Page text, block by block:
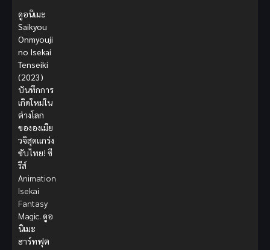
ดูอนิเมะ
Saikyou
Onmyouji
no Isekai
Tenseiki
(2023)
บันทึกการ
เกิดใหม่ใน
ต่างโลก
ขององเมีย
วจิสุดแกร่ง
ซับไทย! ซี
รีส์
Animation
Isekai
Fantasy
Magic. ดูอ
นิเมะ
ฮาร์ทฟุต